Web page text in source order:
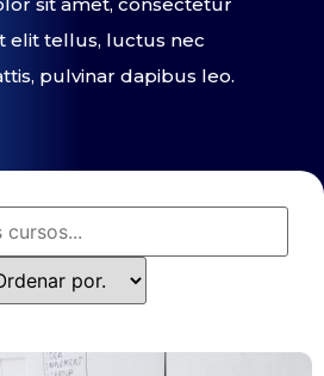
elit tellus, luctus nec
pulvinar dapibus leo.